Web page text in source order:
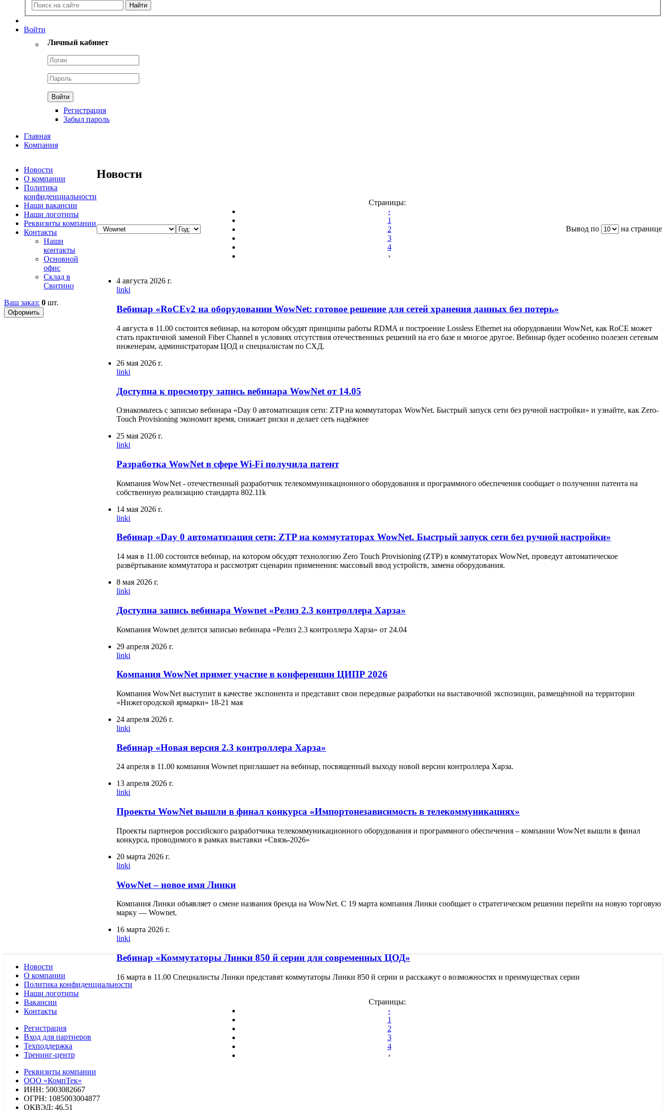
Войти
Личный кабинет
Регистрация
Забыл пароль
Главная
Компания
Новости
О компании
Политика
конфиденциальности
Наши вакансии
Наши логотипы
Реквизиты компании
Контакты
Наши
контакты
Основной
офис
Склад в
Свитино
Ваш заказ: 0 шт.
Новости
Страницы:
‹
1
2
3
4
›
Вывод по на странице
4 августа 2026 г.
linki
Вебинар «RoCEv2 на оборудовании WowNet: готовое решение для сетей хранения данных без потерь»
4 августа в 11.00 состоится вебинар, на котором обсудят принципы работы RDMA и построение Lossless Ethernet на оборудовании WowNet, как RoCE может
стать практичной заменой Fiber Channel в условиях отсутствия отечественных решений на его базе и многое другое. Вебинар будет особенно полезен сетевым
инженерам, администраторам ЦОД и специалистам по СХД.
26 мая 2026 г.
linki
Доступна к просмотру запись вебинара WowNet от 14.05
Ознакомьтесь с записью вебинара «Day 0 автоматизация сети: ZTP на коммутаторах WowNet. Быстрый запуск сети без ручной настройки» и узнайте, как Zero-
Touch Provisioning экономит время, снижает риски и делает сеть надёжнее
25 мая 2026 г.
linki
Разработка WowNet в сфере Wi-Fi получила патент
Компания WowNet - отечественный разработчик телекоммуникационного оборудования и программного обеспечения сообщает о получении патента на
собственную реализацию стандарта 802.11k
14 мая 2026 г.
linki
Вебинар «Day 0 автоматизация сети: ZTP на коммутаторах WowNet. Быстрый запуск сети без ручной настройки»
14 мая в 11.00 состоится вебинар, на котором обсудят технологию Zero Touch Provisioning (ZTP) в коммутаторах WowNet, проведут автоматическое
развёртывание коммутатора и рассмотрят сценарии применения: массовый ввод устройств, замена оборудования.
8 мая 2026 г.
linki
Доступна запись вебинара Wownet «Релиз 2.3 контроллера Харза»
Компания Wownet делится записью вебинара «Релиз 2.3 контроллера Харза» от 24.04
29 апреля 2026 г.
linki
Компания WowNet примет участие в конференции ЦИПР 2026
Компания WowNet выступит в качестве экспонента и представит свои передовые разработки на выставочной экспозиции, размещённой на территории
«Нижегородской ярмарки» 18-21 мая
24 апреля 2026 г.
linki
Вебинар «Новая версия 2.3 контроллера Харза»
24 апреля в 11.00 компания Wownet приглашает на вебинар, посвященный выходу новой версии контроллера Харза.
13 апреля 2026 г.
linki
Проекты WowNet вышли в финал конкурса «Импортонезависимость в телекоммуникациях»
Проекты партнеров российского разработчика телекоммуникационного оборудования и программного обеспечения – компании WowNet вышли в финал
конкурса, проводимого в рамках выставки «Связь-2026»
20 марта 2026 г.
linki
WowNet – новое имя Линки
Компания Линки объявляет о смене названия бренда на WowNet. С 19 марта компания Линки сообщает о стратегическом решении перейти на новую торговую
марку — Wownet.
16 марта 2026 г.
linki
Вебинар «Коммутаторы Линки 850 й серии для современных ЦОД»
16 марта в 11.00 Специалисты Линки представят коммутаторы Линки 850 й серии и расскажут о возможностях и преимуществах серии
Страницы:
‹
1
2
3
4
›
Новости
О компании
Политика конфиденциальности
Наши логотипы
Вакансии
Контакты
Регистрация
Вход для партнеров
Техподдержка
Тренинг-центр
Реквизиты компании
ООО «КомпТек»
ИНН: 5003082667
ОГРН: 1085003004877
ОКВЭД: 46.51